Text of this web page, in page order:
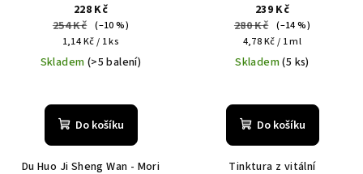
228 Kč
254 Kč (–10 %)
Měrná
cena:
1,14 Kč / 1 ks
Skladem (>5 balení)
Do košíku
Du Huo Ji Sheng Wan - Mori
239 Kč
280 Kč (–14 %)
Měrná
cena:
4,78 Kč / 1 ml
Skladem(5 ks)
Do košíku
Tinktura z vitální